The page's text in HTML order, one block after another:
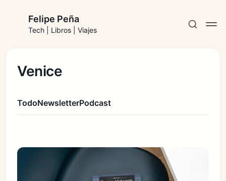
Felipe Peña
Tech | Libros | Viajes
Venice
TodoNewsletterPodcast